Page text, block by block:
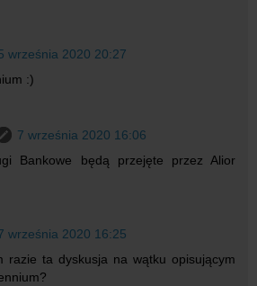
września 2020 20:27
:)
7 września 2020 16:06
Bankowe będą przejęte przez Alior
września 2020 16:25
razie ta dyskusja na wątku opisującym